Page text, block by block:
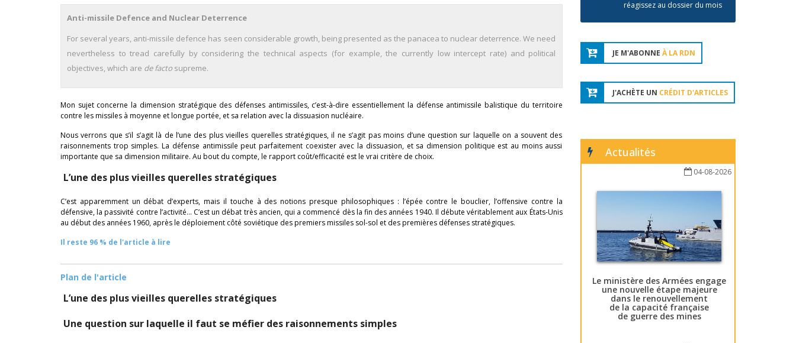
Anti-missile Defence and Nuclear Deterrence
For several years, anti-missile defence has seen considerable growth, being presented as the panacea to nuclear deterrence. We need
nevertheless to tread carefully by considering the technical aspects (for example, the currently low intercept rate) and political
objectives, which are de facto supreme.
Mon sujet concerne la dimension stratégique des défenses antimissiles, c’est-à-dire essentiellement la défense antimissile balistique du territoire
contre les missiles à moyenne et longue portée, et sa relation avec la dissuasion nucléaire.
Nous verrons que s’il s’agit là de l’une des plus vieilles querelles stratégiques, il ne s’agit pas moins d’une question sur laquelle on a souvent des
raisonnements trop simples. La défense antimissile peut parfaitement coexister avec la dissuasion, et sa dimension politique est au moins aussi
importante que sa dimension militaire. Au bout du compte, le rapport coût/efficacité est le vrai critère de choix.
L’une des plus vieilles querelles stratégiques
C’est apparemment un débat d’experts, mais il touche à des notions presque philosophiques : l’épée contre le bouclier, l’offensive contre la
défensive, la passivité contre l’activité… C’est un débat très ancien, qui a commencé dès la fin des années 1940. Il débute véritablement aux États-Unis
au début des années 1960, après le déploiement côté soviétique des premiers missiles sol-sol et des premières défenses stratégiques.
Il reste 96 % de l'article à lire
Plan de l'article
L’une des plus vieilles querelles stratégiques
Une question sur laquelle il faut se méfier des raisonnements simples
réagissez au dossier du mois
JE M'ABONNE À LA RDN
J'ACHÈTE UN CRÉDIT D'ARTICLES
Actualités
04-08-2026
Le ministère des Armées engage
une nouvelle étape majeure
dans le renouvellement
de la capacité française
de guerre des mines